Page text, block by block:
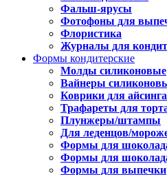
Фальш-ярусы
Фотофоны для
Флористика
Журналы для
Формы кондитерские
Молды силиконовые
Вайнеры
Коврики для айсинга
Трафареты для
Плунжеры/штампы
Для леденцов/
Формы для
Формы для
Формы для выпечки